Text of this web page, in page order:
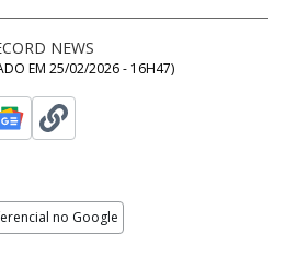
NEWS
EM 25/02/2026 - 16H47)
no Google